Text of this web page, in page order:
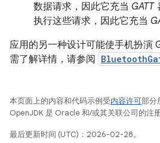
数据请求，因此它充当 GATT
执行这些请求，因此它充当
应用的另一种设计可能使手机扮演
需了解详情，请参阅
本页面上的内容和代码示例受内容许可部分
OpenJDK 是 Oracle 和/或其关联公司的注册
最后更新时间 (UTC)：2026-02-28。